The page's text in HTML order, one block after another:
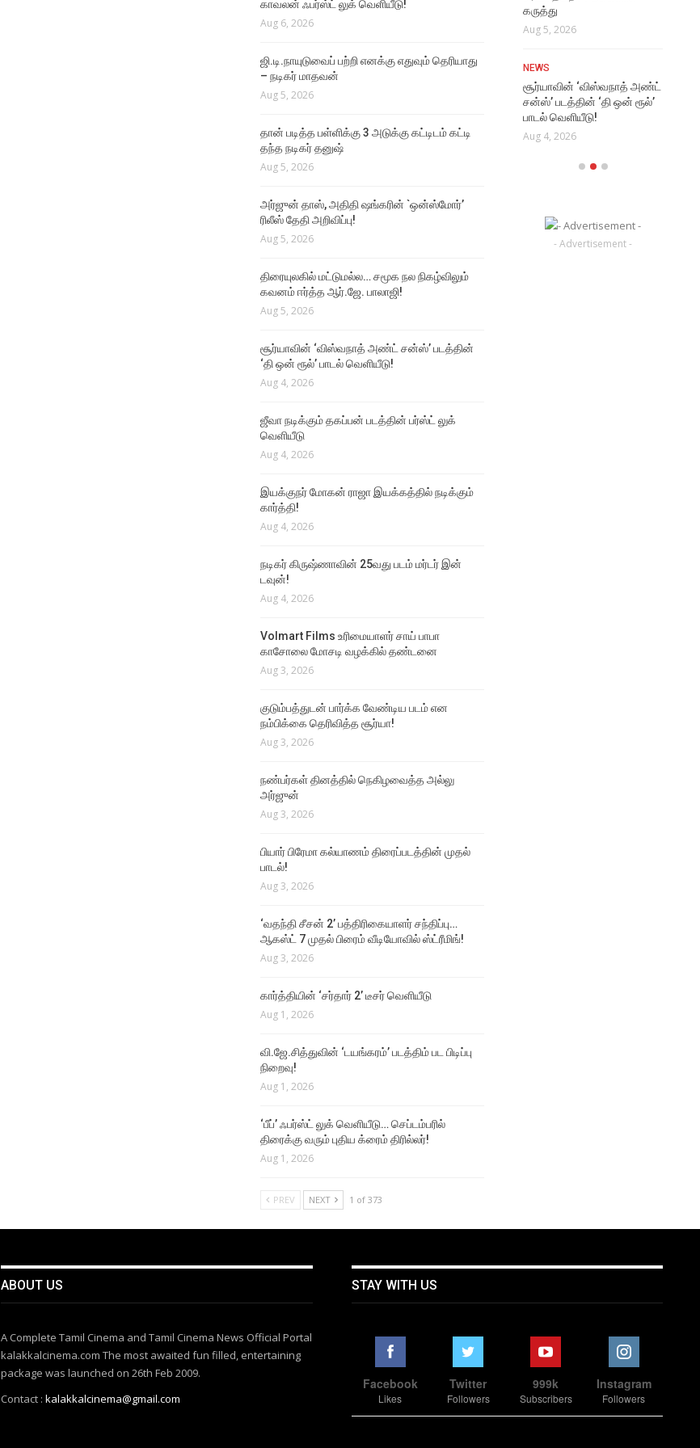
காவலன் ஃபர்ஸ்ட் லுக் வெளியீடு!
Aug 6, 2026
ஜி.டி.நாயுடுவைப் பற்றி எனக்கு எதுவும் தெரியாது
– நடிகர் மாதவன்
Aug 5, 2026
தான் படித்த பள்ளிக்கு 3 அடுக்கு கட்டிடம் கட்டி
தந்த நடிகர் தனுஷ்
Aug 5, 2026
அர்ஜுன் தாஸ், அதிதி ஷங்கரின் `ஒன்ஸ்மோர்’
ரிலீஸ் தேதி அறிவிப்பு!
Aug 5, 2026
திரையுலகில் மட்டுமல்ல… சமூக நல நிகழ்விலும்
கவனம் ஈர்த்த ஆர்.ஜே. பாலாஜி!
Aug 5, 2026
சூர்யாவின் ‘விஸ்வநாத் அண்ட் சன்ஸ்’ படத்தின்
‘தி ஒன் ரூல்’ பாடல் வெளியீடு!
Aug 4, 2026
ஜீவா நடிக்கும் தகப்பன் படத்தின் பர்ஸ்ட் லுக்
வெளியீடு
Aug 4, 2026
இயக்குநர் மோகன் ராஜா இயக்கத்தில் நடிக்கும்
கார்த்தி!
Aug 4, 2026
நடிகர் கிருஷ்ணாவின் 25வது படம் மர்டர் இன்
டவுன்!
Aug 4, 2026
Volmart Films உரிமையாளர் சாய் பாபா
காசோலை மோசடி வழக்கில் தண்டனை
Aug 3, 2026
குடும்பத்துடன் பார்க்க வேண்டிய படம் என
நம்பிக்கை தெரிவித்த சூர்யா!
Aug 3, 2026
நண்பர்கள் தினத்தில் நெகிழவைத்த அல்லு
அர்ஜுன்
Aug 3, 2026
பியார் பிரேமா கல்யாணம் திரைப்படத்தின் முதல்
பாடல்!
Aug 3, 2026
‘வதந்தி சீசன் 2’ பத்திரிகையாளர் சந்திப்பு…
ஆகஸ்ட் 7 முதல் பிரைம் வீடியோவில் ஸ்ட்ரீமிங்!
Aug 3, 2026
கார்த்தியின் ‘சர்தார் 2’ டீசர் வெளியீடு
Aug 1, 2026
வி.ஜே.சித்துவின் ‘டயங்கரம்’ படத்திம் பட பிடிப்பு
நிறைவு!
Aug 1, 2026
‘பீப்’ ஃபர்ஸ்ட் லுக் வெளியீடு… செப்டம்பரில்
திரைக்கு வரும் புதிய க்ரைம் திரில்லர்!
Aug 1, 2026
PREV NEXT 1 of 373
EVENTS VIDEOS
கருப்பு படத்திற்கு பிறகு !
Lyrical Video
கருத்து
Aug 5, 2026
NEWS
சூர்யாவின் ‘விஸ்வநாத் அண்ட்
சன்ஸ்’ படத்தின் ‘தி ஒன் ரூல்’
பாடல் வெளியீடு!
Aug 4, 2026
- Advertisement -
ABOUT US
A Complete Tamil Cinema and Tamil Cinema News Official Portal
kalakkalcinema.com The most awaited fun filled, entertaining
package was launched on 26th Feb 2009.
Contact :kalakkalcinema@gmail.com
STAY WITH US
Facebook
Likes
Twitter
Followers
999k
Subscribers
Instagram
Followers